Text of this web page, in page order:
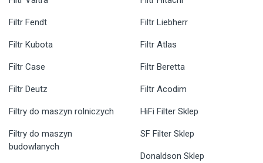
Filtr Fendt
Filtr Kubota
Filtr Case
Filtr Deutz
Filtr Liebherr
Filtr Atlas
Filtr Beretta
Filtr Acodim
Filtry do maszyn rolniczych
Filtry do maszyn
budowlanych
HiFi Filter Sklep
SF Filter Sklep
Donaldson Sklep